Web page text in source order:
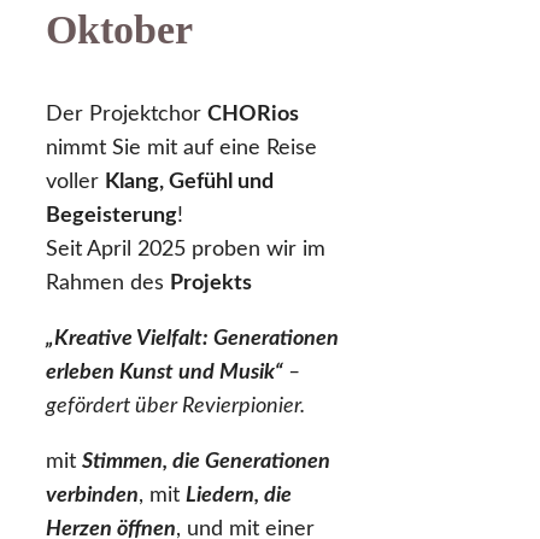
Oktober
Der Projektchor CHORios
nimmt Sie mit auf eine Reise
voller Klang, Gefühl und
Begeisterung!
Seit April 2025 proben wir im
Rahmen des Projekts
„Kreative Vielfalt: Generationen
erleben Kunst und Musik“ –
gefördert über Revierpionier.
mit Stimmen, die Generationen
verbinden, mit Liedern, die
Herzen öffnen, und mit einer